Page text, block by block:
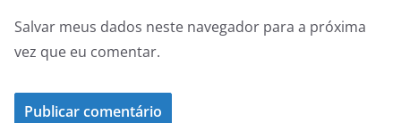
Salvar meus dados neste navegador para a próxima
vez que eu comentar.